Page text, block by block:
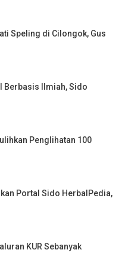
Speling di Cilongok, Gus
Berbasis Ilmiah, Sido
Penglihatan 100
Portal Sido HerbalPedia,
KUR Sebanyak